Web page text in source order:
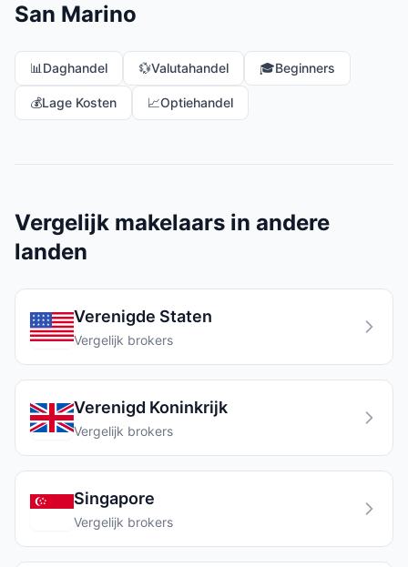
San Marino
📊 Daghandel 💱Valutahandel 🎓Beginners
💰Lage Kosten 📈Optiehandel
Vergelijk makelaars in andere
landen
Verenigde Staten
Vergelijk brokers
Verenigd Koninkrijk
Vergelijk brokers
Singapore
Vergelijk brokers